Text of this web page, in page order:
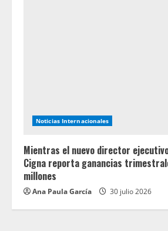
Noticias Internacionales
Mientras el nuevo director
Cigna reporta ganancias
millones
Ana Paula García 30 julio 2026